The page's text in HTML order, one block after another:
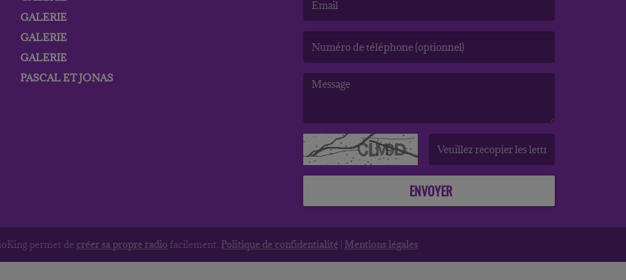
GALERIE
GALERIE
GALERIE
PASCAL ET JONAS
ENVOYER
permet de créer sa propre radiofacilement. Politique de confidentialité Mentions légales